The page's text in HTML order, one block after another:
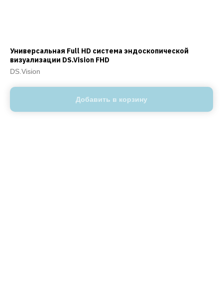
Универсальная Full HD система эндоскопической
визуализации DS.Vision FHD
DS.Vision
Добавить в корзину